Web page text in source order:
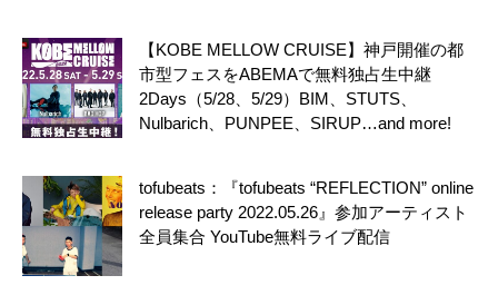
【KOBE MELLOW CRUISE】神戸開催の都
市型フェスをABEMAで無料独占生中継
2Days（5/28、5/29）BIM、STUTS、
Nulbarich、PUNPEE、SIRUP…and more!
tofubeats：『tofubeats “REFLECTION” online
release party 2022.05.26』参加アーティスト
全員集合 YouTube無料ライブ配信